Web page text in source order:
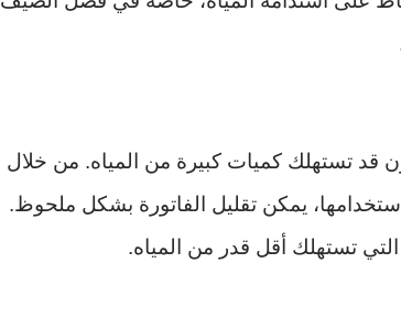
قد تستهلك كميات كبيرة من المياه. من خلال
يمكن تقليل الفاتورة بشكل ملحوظ.
تستهلك أقل قدر من المياه.